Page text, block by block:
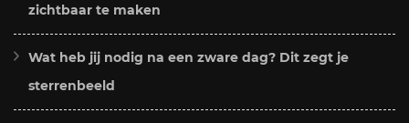
zichtbaar te maken
Wat heb jij nodig na een zware dag? Dit zegt je
sterrenbeeld